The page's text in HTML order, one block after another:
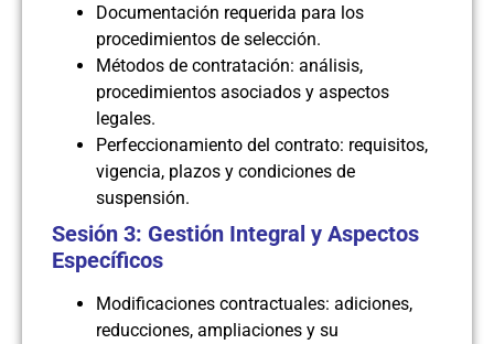
Documentación requerida para los
procedimientos de selección.
Métodos de contratación: análisis,
procedimientos asociados y aspectos
legales.
Perfeccionamiento del contrato: requisitos,
vigencia, plazos y condiciones de
suspensión.
Sesión 3: Gestión Integral y Aspectos
Específicos
Modificaciones contractuales: adiciones,
reducciones, ampliaciones y su